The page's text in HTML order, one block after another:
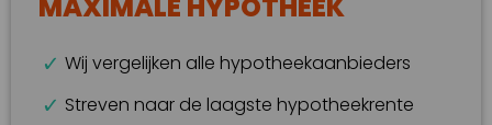
Wij vergelijken alle hypotheekaanbieders
Streven naar de laagste hypotheekrente